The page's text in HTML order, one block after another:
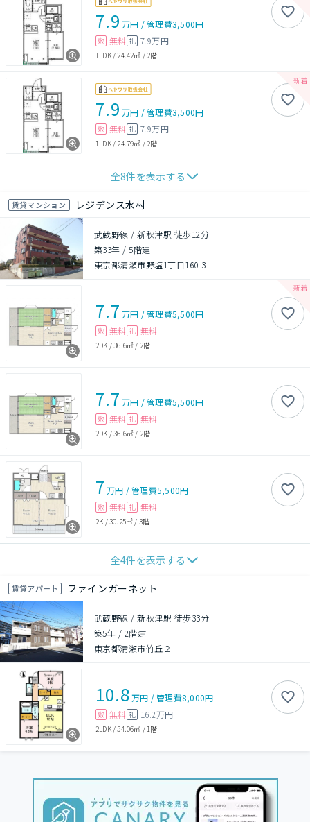
7.9 万円 /管理費3,500円
敷 無料 礼 7.9万円
1LDK/24.42㎡ /2階
7.9 万円 /管理費3,500円
敷 無料 礼 7.9万円
1LDK/24.79㎡ /2階
全8件を表示する
賃貸マンション レジデンス水村
武蔵野線 / 新秋津駅 徒歩12分
築33年 /5階建
東京都清瀬市野塩1丁目160-3
7.7 万円 /管理費5,500円
敷 無料 礼 無料
2DK /36.6㎡ / 2階
7.7 万円 /管理費5,500円
敷 無料 礼 無料
2DK /36.6㎡ / 2階
7 万円 /管理費5,500円
敷 無料 礼 無料
2K /30.25㎡ / 3階
全4件を表示する
賃貸アパート ファインガーネット
武蔵野線 / 新秋津駅 徒歩33分
築5年 / 2階建
東京都清瀬市竹丘２
10.8万円 /管理費8,000円
敷 無料 礼 16.2万円
2LDK/54.06㎡ / 1階